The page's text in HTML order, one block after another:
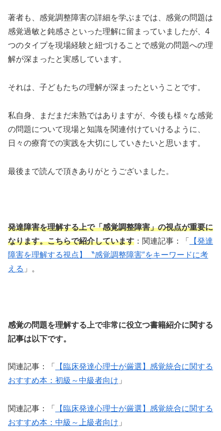
著者も、感覚調整障害の詳細を学ぶまでは、感覚の問題は
感覚過敏と鈍感さといった理解に留まっていましたが、4
つのタイプを現場経験と紐づけることで感覚の問題への理
解が深まったと実感しています。
それは、子どもたちの理解が深まったということです。
私自身、まだまだ未熟ではありますが、今後も様々な感覚
の問題について現場と知識を関連付けていけるように、
日々の療育での実践を大切にしていきたいと思います。
最後まで読んで頂きありがとうございました。
発達障害を理解する上で「感覚調整障害」の視点が重要に
なります。こちらで紹介しています ：関連記事：「
【発達
障害を理解する視点】〝感覚調整障害″をキーワードに考
える 」。
感覚の問題を理解する上で非常に役立つ書籍紹介に関する
記事は以下です。
関連記事：「
【臨床発達心理士が厳選】感覚統合に関する
おすすめ本：初級～中級者向け 」
関連記事：「
【臨床発達心理士が厳選】感覚統合に関する
おすすめ本：中級～上級者向け 」